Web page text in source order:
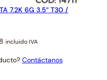
7.2K 6G 3.5″ T30 /
Current
is:
incluido IVA
Contáctanos